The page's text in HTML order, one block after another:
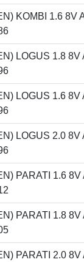
KOMBI 1.6 8V
LOGUS 1.8 8V
LOGUS 1.6 8V
LOGUS 2.0 8V
PARATI 1.6 8V
PARATI 1.8 8V
PARATI 2.0 8V